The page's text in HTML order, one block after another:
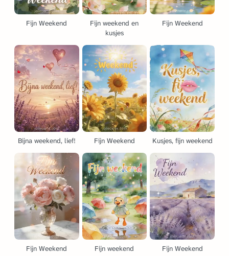
Fijn Weekend
Fijn weekend en
kusjes
Fijn Weekend
Bijna weekend, lief! Fijn Weekend Kusjes, fijn weekend
Fijn Weekend Fijn weekend Fijn Weekend